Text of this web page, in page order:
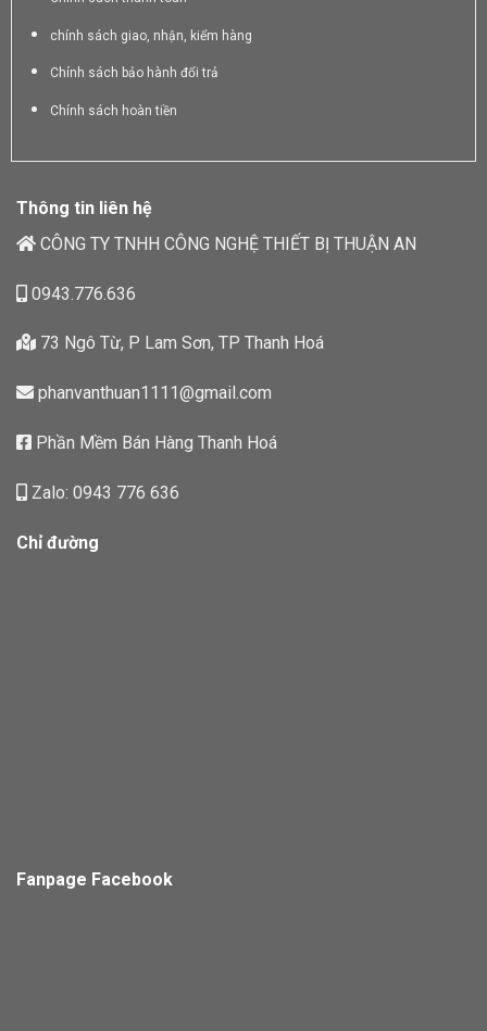
chính sách giao, nhận, kiểm hàng
Chính sách bảo hành đổi trả
Chính sách hoàn tiền
Thông tin liên hệ
CÔNG TY TNHH CÔNG NGHỆ THIẾT BỊ THUẬN AN
0943.776.636
73 Ngô Từ, P Lam Sơn, TP Thanh Hoá
phanvanthuan1111@gmail.com
Phần Mềm Bán Hàng Thanh Hoá
Zalo: 0943 776 636
Chỉ đường
Fanpage Facebook